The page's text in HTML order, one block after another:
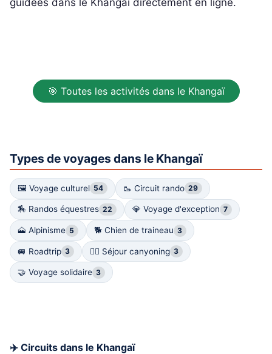
🎯 Toutes les activités dans le Khangaï
Types de voyages dans le Khangaï
🖼 Voyage culturel 54 🥾 Circuit rando 29
🏇 Randos équestres 22 💎 Voyage d'exception 7
🗻 Alpinisme 5 🐕 Chien de traineau 3
🚐 Roadtrip 3 🧗‍♀️ Séjour canyoning 3
🤝 Voyage solidaire 3
✈️ Circuits dans le Khangaï